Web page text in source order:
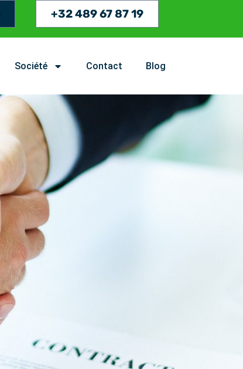
+32 489 67 87 19
Société Contact Blog